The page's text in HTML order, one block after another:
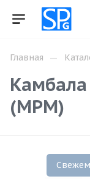
Главная —
Камбала
(МРМ)